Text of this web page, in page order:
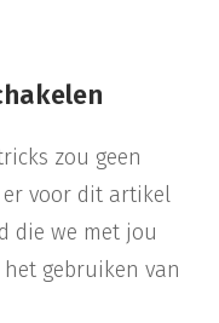
zou geen
er voor dit artikel
die we met jou
gebruiken van